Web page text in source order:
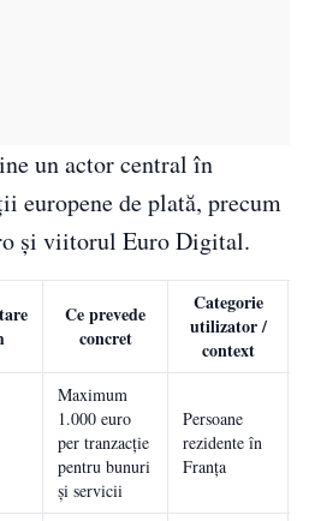
un actor central în
europene de plată, precum
și viitorul Euro Digital.
Ce prevede
concret
Categorie
utilizator /
context
Maximum
1.000 euro
per tranzacție
pentru bunuri
și servicii
Persoane
rezidente în
Franța